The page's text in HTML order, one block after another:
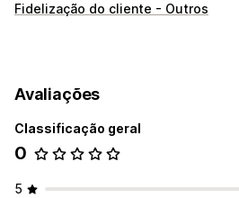
Fidelização do cliente - Outros
Avaliações
Classificação geral
0
5